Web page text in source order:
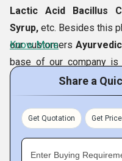
Lactic Acid Bacillus
Syrup, etc. Besides this
our customers
base of our company
Zirakpur (Punjab,
business operations.
Vision
Know More
Share a
Get Quotation Get
Enter Buying